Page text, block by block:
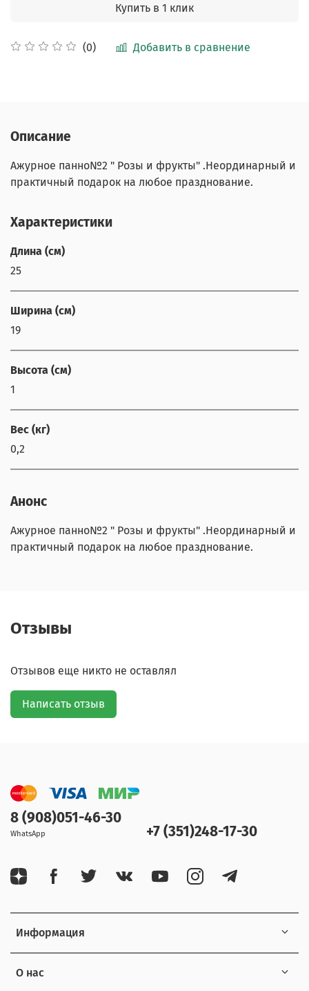
(0) Добавить в сравнение
Купить в 1 клик
Описание
Ажурное панно№2 " Розы и фрукты" .Неординарный и
практичный подарок на любое празднование.
Характеристики
Длина (см)
25
Ширина (см)
19
Высота (см)
1
Вес (кг)
0,2
Анонс
Ажурное панно№2 " Розы и фрукты" .Неординарный и
практичный подарок на любое празднование.
Отзывы
Отзывов еще никто не оставлял
Написать отзыв
Информация
О нас
8 (908)051-46-30
WhatsApp +7 (351)248-17-30